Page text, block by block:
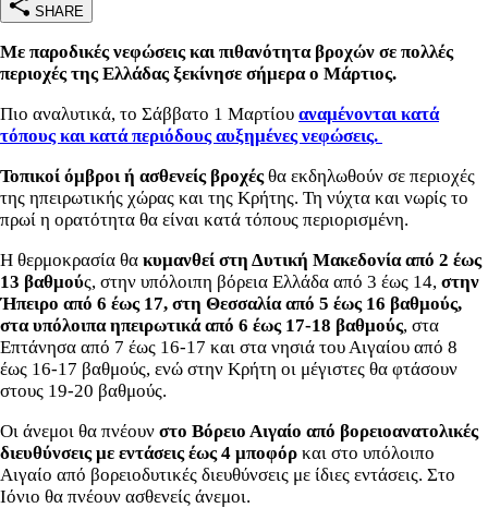
SHARE
Με παροδικές νεφώσεις και πιθανότητα βροχών σε πολλές
περιοχές της Ελλάδας ξεκίνησε σήμερα ο Μάρτιος.
Πιο αναλυτικά, το Σάββατο 1 Μαρτίου αναμένονται κατά
τόπους και κατά περιόδους αυξημένες νεφώσεις.
Τοπικοί όμβροι ή ασθενείς βροχέςθα εκδηλωθούν σε περιοχές
της ηπειρωτικής χώρας και της Κρήτης. Τη νύχτα και νωρίς το
πρωί η ορατότητα θα είναι κατά τόπους περιορισμένη.
Η θερμοκρασία θα κυμανθεί στη Δυτική Μακεδονία από 2 έως
13 βαθμούς, στην υπόλοιπη βόρεια Ελλάδα από 3 έως 14, στην
Ήπειρο από 6 έως 17, στη Θεσσαλία από 5 έως 16 βαθμούς,
στα υπόλοιπα ηπειρωτικά από 6 έως 17-18 βαθμούς, στα
Επτάνησα από 7 έως 16-17 και στα νησιά του Αιγαίου από 8
έως 16-17 βαθμούς, ενώ στην Κρήτη οι μέγιστες θα φτάσουν
στους 19-20 βαθμούς.
Οι άνεμοι θα πνέουν στο Βόρειο Αιγαίο από βορειοανατολικές
διευθύνσεις με εντάσεις έως 4 μποφόρ και στο υπόλοιπο
Αιγαίο από βορειοδυτικές διευθύνσεις με ίδιες εντάσεις. Στο
Ιόνιο θα πνέουν ασθενείς άνεμοι.